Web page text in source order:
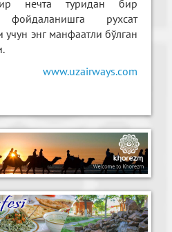
нечта туридан бир
рухсат
энг манфаатли бўлган
www.uzairways.com